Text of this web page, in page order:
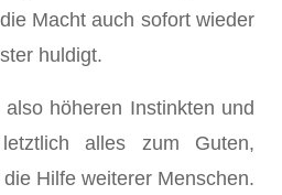
Macht auch sofort wieder
huldigt.
höheren Instinkten und
alles zum Guten,
Hilfe weiterer Menschen.